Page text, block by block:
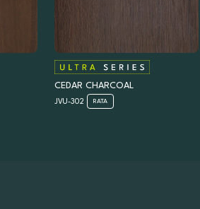
CEDAR CHARCOAL
JVU-302 RATA